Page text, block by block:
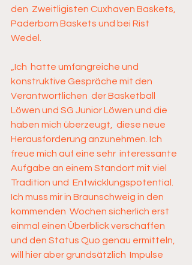
den  Zweitligisten Cuxhaven Baskets,
Paderborn Baskets und bei Rist
Wedel.
„Ich  hatte umfangreiche und
konstruktive Gespräche mit den
Verantwortlichen  der Basketball
Löwen und SG Junior Löwen und die
haben mich überzeugt,  diese neue
Herausforderung anzunehmen. Ich
freue mich auf eine sehr  interessante
Aufgabe an einem Standort mit viel
Tradition und  Entwicklungspotential.
Ich muss mir in Braunschweig in den
kommenden  Wochen sicherlich erst
einmal einen Überblick verschaffen
und den Status Quo genau ermitteln,
will hier aber grundsätzlich  Impulse